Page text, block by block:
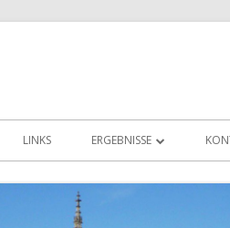
LINKS ERGEBNISSE